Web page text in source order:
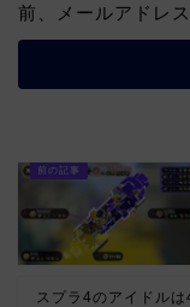
前、メールアドレ
スプラ4のアイドル